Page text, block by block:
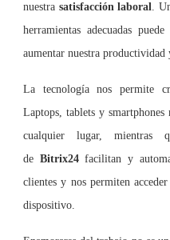
nuestra satisfacción laboral.
herramientas adecuadas
aumentar nuestra
La tecnología nos permite
Laptops, tablets y
cualquier lugar, mientras
de Bitrix24facilitan y
clientes y nos permiten
dispositivo.